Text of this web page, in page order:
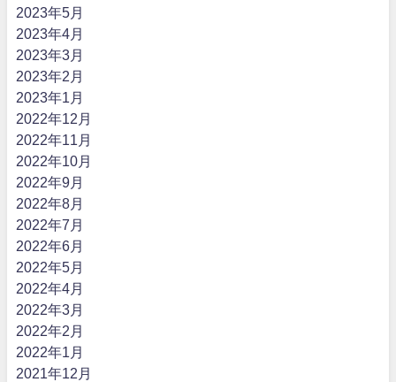
2023年5月
2023年4月
2023年3月
2023年2月
2023年1月
2022年12月
2022年11月
2022年10月
2022年9月
2022年8月
2022年7月
2022年6月
2022年5月
2022年4月
2022年3月
2022年2月
2022年1月
2021年12月